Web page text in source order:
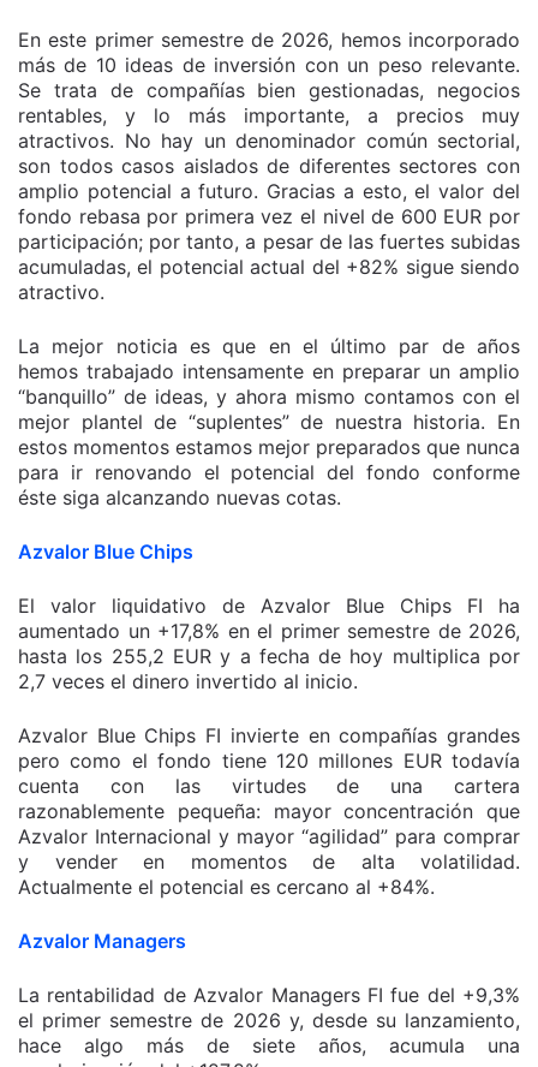
En este primer semestre de 2026, hemos incorporado
más de 10 ideas de inversión con un peso relevante.
Se trata de compañías bien gestionadas, negocios
rentables, y lo más importante, a precios muy
atractivos. No hay un denominador común sectorial,
son todos casos aislados de diferentes sectores con
amplio potencial a futuro. Gracias a esto, el valor del
fondo rebasa por primera vez el nivel de 600 EUR por
participación; por tanto, a pesar de las fuertes subidas
acumuladas, el potencial actual del +82% sigue siendo
atractivo.
La mejor noticia es que en el último par de años
hemos trabajado intensamente en preparar un amplio
“banquillo” de ideas, y ahora mismo contamos con el
mejor plantel de “suplentes” de nuestra historia. En
estos momentos estamos mejor preparados que nunca
para ir renovando el potencial del fondo conforme
éste siga alcanzando nuevas cotas.
Azvalor Blue Chips
El valor liquidativo de Azvalor Blue Chips FI ha
aumentado un +17,8% en el primer semestre de 2026,
hasta los 255,2 EUR y a fecha de hoy multiplica por
2,7 veces el dinero invertido al inicio.
Azvalor Blue Chips FI invierte en compañías grandes
pero como el fondo tiene 120 millones EUR todavía
cuenta con las virtudes de una cartera
razonablemente pequeña: mayor concentración que
Azvalor Internacional y mayor “agilidad” para comprar
y vender en momentos de alta volatilidad.
Actualmente el potencial es cercano al +84%.
Azvalor Managers
La rentabilidad de Azvalor Managers FI fue del +9,3%
el primer semestre de 2026 y, desde su lanzamiento,
hace algo más de siete años, acumula una